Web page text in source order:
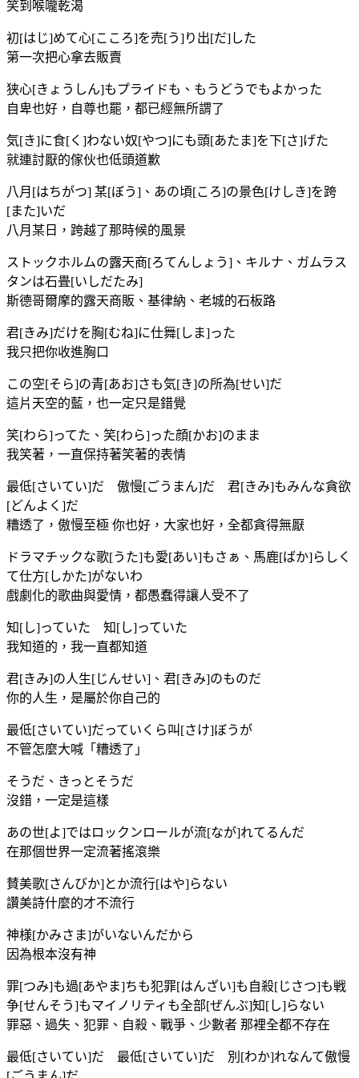
笑到喉嚨乾渴
初[はじ]めて心[こころ]を売[う]り出[だ]した
第一次把心拿去販賣
狭心[きょうしん]もプライドも、もうどうでもよかった
自卑也好，自尊也罷，都已經無所謂了
気[き]に食[く]わない奴[やつ]にも頭[あたま]を下[さ]げた
就連討厭的傢伙也低頭道歉
八月[はちがつ] 某[ぼう]、あの頃[ころ]の景色[けしき]を跨
[また]いだ
八月某日，跨越了那時候的風景
ストックホルムの露天商[ろてんしょう]、キルナ、ガムラス
タンは石畳[いしだたみ]
斯德哥爾摩的露天商販、基律納、老城的石板路
君[きみ]だけを胸[むね]に仕舞[しま]った
我只把你收進胸口
この空[そら]の青[あお]さも気[き]の所為[せい]だ
這片天空的藍，也一定只是錯覺
笑[わら]ってた、笑[わら]った顔[かお]のまま
我笑著，一直保持著笑著的表情
最低[さいてい]だ 傲慢[ごうまん]だ 君[きみ]もみんな貪欲
[どんよく]だ
糟透了，傲慢至極 你也好，大家也好，全都貪得無厭
ドラマチックな歌[うた]も愛[あい]もさぁ、馬鹿[ばか]らしく
て仕方[しかた]がないわ
戲劇化的歌曲與愛情，都愚蠢得讓人受不了
知[し]っていた 知[し]っていた
我知道的，我一直都知道
君[きみ]の人生[じんせい]、君[きみ]のものだ
你的人生，是屬於你自己的
最低[さいてい]だっていくら叫[さけ]ぼうが
不管怎麼大喊「糟透了」
そうだ、きっとそうだ
沒錯，一定是這樣
あの世[よ]ではロックンロールが流[なが]れてるんだ
在那個世界一定流著搖滾樂
賛美歌[さんびか]とか流行[はや]らない
讚美詩什麼的才不流行
神様[かみさま]がいないんだから
因為根本沒有神
罪[つみ]も過[あやま]ちも犯罪[はんざい]も自殺[じさつ]も戦
争[せんそう]もマイノリティも全部[ぜんぶ]知[し]らない
罪惡、過失、犯罪、自殺、戰爭、少數者 那裡全都不存在
最低[さいてい]だ 最低[さいてい]だ 別[わか]れなんて傲慢